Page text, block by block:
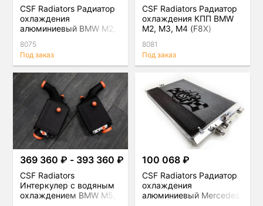
CSF Radiators Радиатор
охлаждения
алюминиевый BMW M2,
8075
Под заказ
CSF Radiators Радиатор
охлаждения КПП BMW
M2, M3, M4 (F8X)
8081
Под заказ
369 360 ₽ - 393 360 ₽
CSF Radiators
Интеркулер с водяным
охлаждением BMW M5,
100 068 ₽
CSF Radiators Радиатор
охлаждения
алюминиевый Mercedes